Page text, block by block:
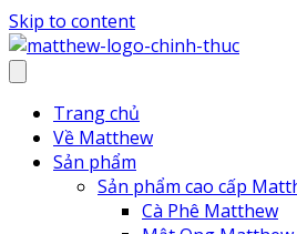
Skip to content
Trang chủ
Về Matthew
Sản phẩm
Sản phẩm cao cấp
Cà Phê Matthew